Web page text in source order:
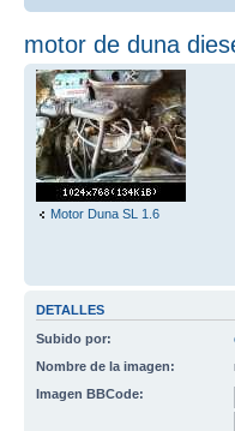
motor de duna
Motor Duna SL 1.6
DETALLES
Subido por:
Nombre de la imagen:
Imagen BBCode: